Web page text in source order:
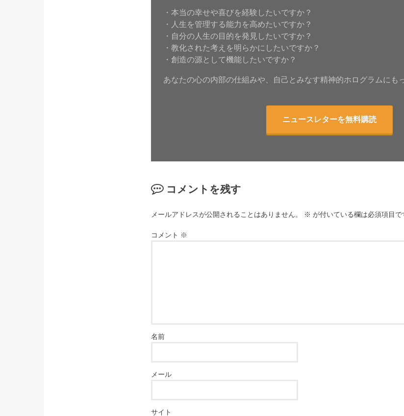
・本当の幸せや喜びを経験したいですか？
・人生を管理する能力を高めたいですか？
・自分の人生の目的を発見したいですか？
・教化された考えを明らかにしたいですか？
・創造の源として機能したいですか？
あなたの心の内部の仕組みや、自己とみなす精神的ホログラムにも
ニュースレターを無料購読
コメントを残す
メールアドレスが公開されることはありません。 ※ が付いている欄は必須項目で
コメント ※
名前
メール
サイト